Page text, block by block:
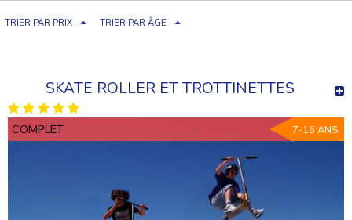
sont faciles d'accès, et généralement abordables au
sportive.
Alors n'attendez plus pour tester !
TRIER PAR PRIX TRIER PAR ÂGE
SKATE ROLLER ET TROTTINETTES
COMPLET 7-16 ANS